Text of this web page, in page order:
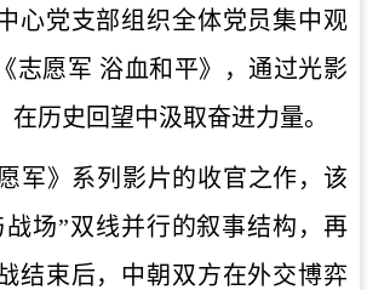
心党支部组织全体党员集中观
志愿军 浴血和平》，通过光影
在历史回望中汲取奋进力量。
军》系列影片的收官之作，该
战场”双线并行的叙事结构，再
结束后，中朝双方在外交博弈